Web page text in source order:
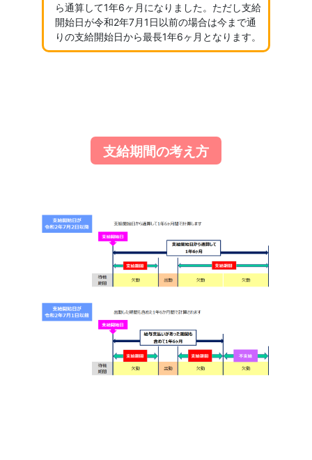
ら通算して1年6ヶ月になりました。ただし支給
開始日が令和2年7月1日以前の場合は今まで通
りの支給開始日から最長1年6ヶ月となります。
支給期間の考え方